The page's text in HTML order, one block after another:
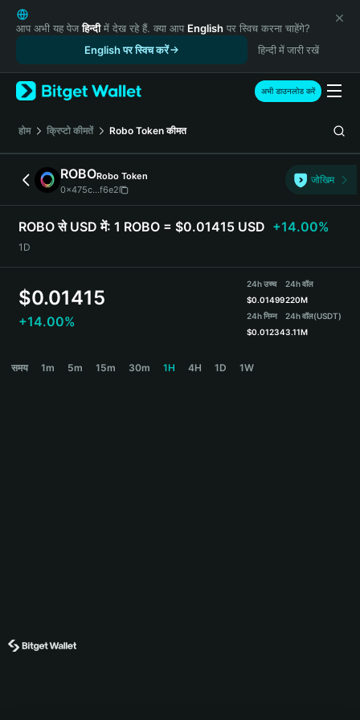
English
日本語
Русский
Español (Latinoamérica)
Türkçe
Italiano
简体中文
繁體中文
Português (Portugal)
Bahasa Indonesia
Español
आप अभी यह पेजहिन्दीमें देख रहे हैं. क्या आप English पर स्विच करना चाहेंगे?
English पर स्विच करें
हिन्दी में जारी रखें
अभी डाउनलोड करें
होम क्रिप्टो कीमतें Robo Token कीमत
ROBORobo Token
0x475c...f6e2
जोखिम
ROBO से USD में: 1 ROBO = $0.01415 USD +14.00%
1D
$0.01415
+14.00%
24h उच्च
$0.01499
24h निम्न
$0.01234
24h वॉल
220M
24h वॉल(USDT)
3.11M
समय 1m 5m 15m 30m 1H 4H 1D 1W